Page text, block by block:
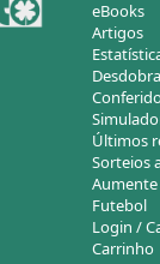
eBooks
Artigos
Últimos
Sorteios
Aumente
Futebol
Login /
Carrinho